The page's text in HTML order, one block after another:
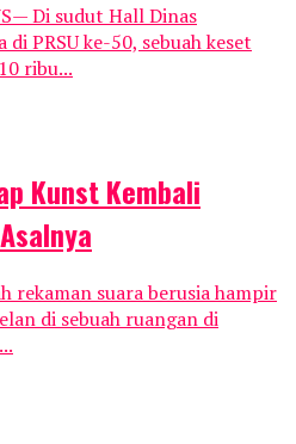
Di sudut Hall Dinas
PRSU ke-50, sebuah keset
ribu...
Kunst Kembali
rekaman suara berusia hampir
di sebuah ruangan di